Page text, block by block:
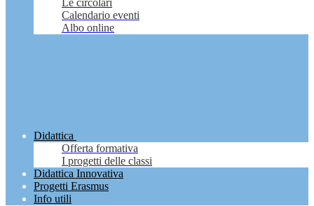
Le circolari
Calendario eventi
Albo online
Didattica
Offerta formativa
I progetti delle classi
Didattica Innovativa
Progetti Erasmus
Info utili